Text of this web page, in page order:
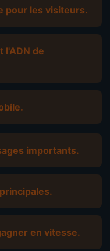
pour les visiteurs.
l'ADN de
importants.
en vitesse.